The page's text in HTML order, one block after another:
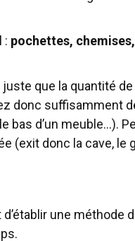
: pochettes,
que la quantité
donc suffisamment
bas d’un meuble…).
(exit donc la cave, le
une méthode